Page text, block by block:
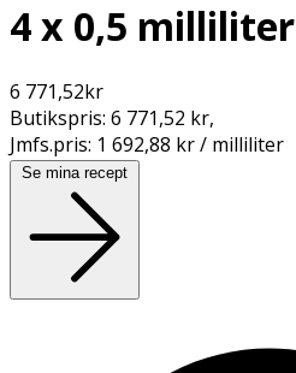
4 x 0,5 milliliter
6 771,52kr
Butikspris: 6 771,52 kr,
Jmfs.pris: 1 692,88 kr / milliliter
Se mina recept